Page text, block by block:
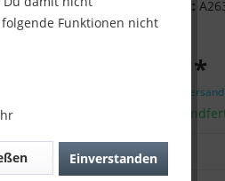
Kompatibilität:
blue
11,90 € *
zzgl.
Sofort
Funktionen nicht
Einverstanden